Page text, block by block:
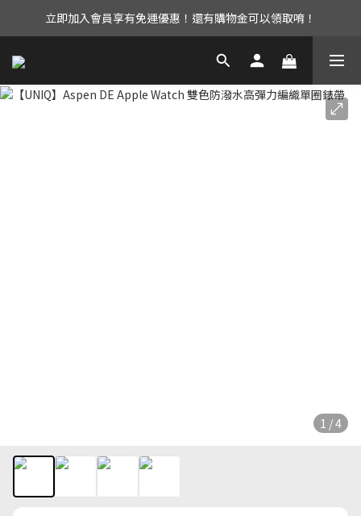
UAG iPhone17 全系列 88折優惠中！
立即加入會員享有免運優惠！還有購物金可以領取唷！
UAG iPhone17 全系列 88折優惠中！
1 / 4